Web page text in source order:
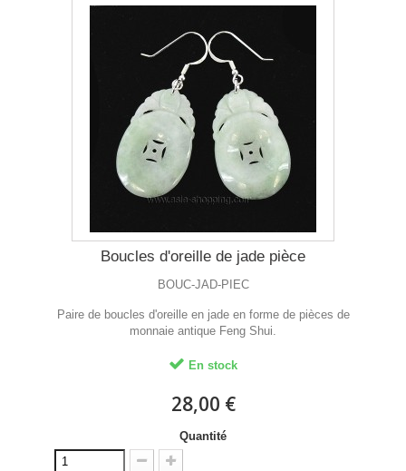
Boucles d'oreille de jade pièce
BOUC-JAD-PIEC
Paire de boucles d'oreille en jade en forme de pièces de
monnaie antique Feng Shui.
En stock
28,00 €
Quantité